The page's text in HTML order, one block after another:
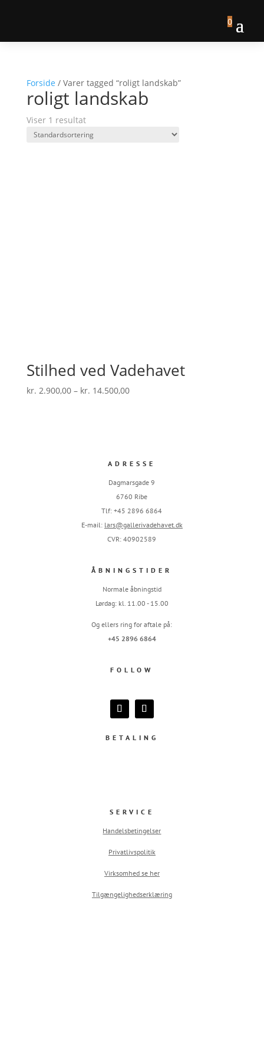
0
Forside / Varer tagged “roligt landskab”
roligt landskab
Viser 1 resultat
Stilhed ved Vadehavet
kr. 2.900,00 – kr. 14.500,00Prisinterval:
ADRESSE
Dagmarsgade 9
6760 Ribe
Tlf: +45 2896 6864
E-mail: lars@gallerivadehavet.dk
CVR: 40902589
ÅBNINGSTIDER
Normale åbningstid
Lørdag: kl. 11.00 - 15.00
Og ellers ring for aftale på:
+45 2896 6864
FOLLOW
BETALING
SERVICE
Handelsbetingelser
Privatlivspolitik
Virksomhed se her
Tilgængelighedserklæring